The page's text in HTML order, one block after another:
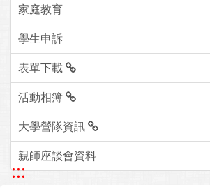
家庭教育
學生申訴
表單下載
活動相簿
大學營隊資訊
親師座談會資料
:::